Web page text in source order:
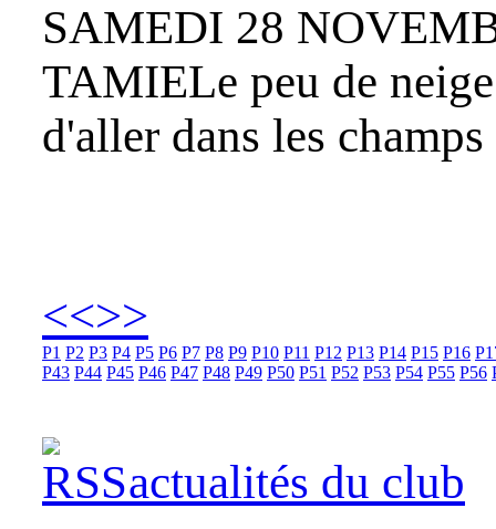
SAMEDI 28
TAMIELe peu de
d'aller dans les
<<>>
P1 P2 P3 P4 P5 P6 P7 P8 P9 P10 P11 P12 P13 P14 P15 P16
P43 P44 P45 P46 P47 P48 P49 P50 P51 P52 P53 P54 P55 P56
actualités du club